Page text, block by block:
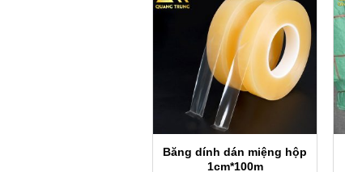
Băng dính dán miệng hộp
1cm*100m